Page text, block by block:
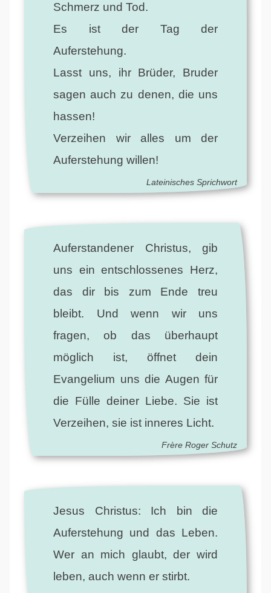
Schmerz und Tod.
Es ist der Tag der
Auferstehung.
Lasst uns, ihr Brüder, Bruder
sagen auch zu denen, die uns
hassen!
Verzeihen wir alles um der
Auferstehung willen!
Lateinisches Sprichwort
Auferstandener Christus, gib
uns ein entschlossenes Herz,
das dir bis zum Ende treu
bleibt. Und wenn wir uns
fragen, ob das überhaupt
möglich ist, öffnet dein
Evangelium uns die Augen für
die Fülle deiner Liebe. Sie ist
Verzeihen, sie ist inneres Licht.
Frère Roger Schutz
Jesus Christus: Ich bin die
Auferstehung und das Leben.
Wer an mich glaubt, der wird
leben, auch wenn er stirbt.